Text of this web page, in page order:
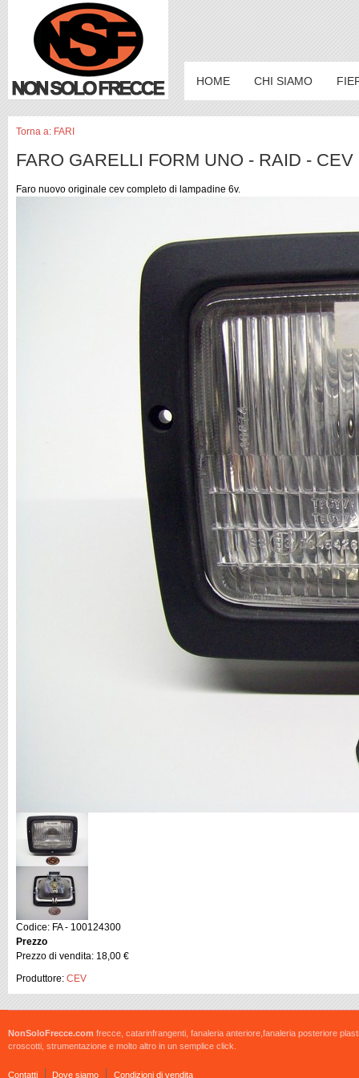
HOME CHI SIAMO
Torna a: FARI
FARO GARELLI FORM UNO - RAID - CEV
Faro nuovo originale cev completo di lampadine 6v.
Codice: FA - 100124300
Prezzo
Prezzo di vendita: 18,00 €
Produttore: CEV
NonSoloFrecce.com frecce, catarinfrangenti, fanaleria anteriore,fanaleria posteriore
croscotti, strumentazione e molto altro in un semplice click.
Contatti Dove siamo Condizioni di vendita